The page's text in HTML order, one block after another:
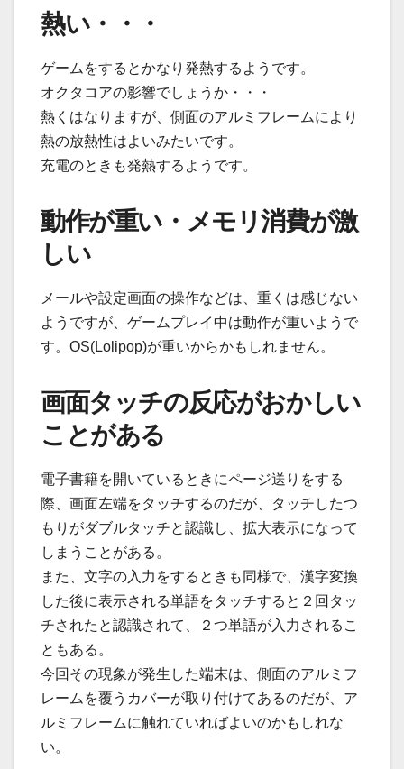
熱い・・・
ゲームをするとかなり発熱するようです。
オクタコアの影響でしょうか・・・
熱くはなりますが、側面のアルミフレームにより
熱の放熱性はよいみたいです。
充電のときも発熱するようです。
動作が重い・メモリ消費が激
しい
メールや設定画面の操作などは、重くは感じない
ようですが、ゲームプレイ中は動作が重いようで
す。OS(Lolipop)が重いからかもしれません。
画面タッチの反応がおかしい
ことがある
電子書籍を開いているときにページ送りをする
際、画面左端をタッチするのだが、タッチしたつ
もりがダブルタッチと認識し、拡大表示になって
しまうことがある。
また、文字の入力をするときも同様で、漢字変換
した後に表示される単語をタッチすると２回タッ
チされたと認識されて、２つ単語が入力されるこ
ともある。
今回その現象が発生した端末は、側面のアルミフ
レームを覆うカバーが取り付けてあるのだが、ア
ルミフレームに触れていればよいのかもしれな
い。